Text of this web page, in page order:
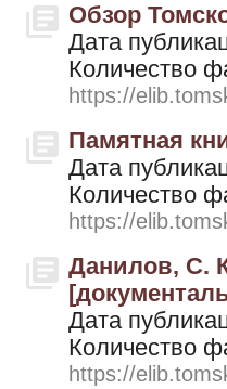
Обзор
Дата
Количество
https://
Памятная
Дата
Количество
https://
Данилов, С.
Дата
Количество
https://